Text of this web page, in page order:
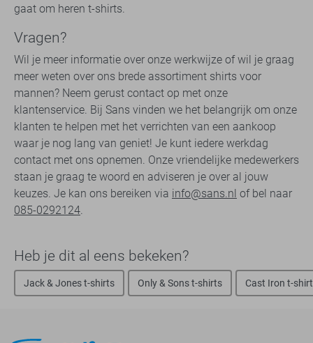
gaat om heren t-shirts.
Vragen?
Wil je meer informatie over onze werkwijze of wil je graag
meer weten over ons brede assortiment shirts voor
mannen? Neem gerust contact op met onze
klantenservice. Bij Sans vinden we het belangrijk om onze
klanten te helpen met het verrichten van een aankoop
waar je nog lang van geniet! Je kunt iedere werkdag
contact met ons opnemen. Onze vriendelijke medewerkers
staan je graag te woord en adviseren je over al jouw
keuzes. Je kan ons bereiken via info@sans.nl of bel naar
085-0292124.
Heb je dit al eens bekeken?
Jack & Jones t-shirts Only & Sons t-shirts Cast Iron t-